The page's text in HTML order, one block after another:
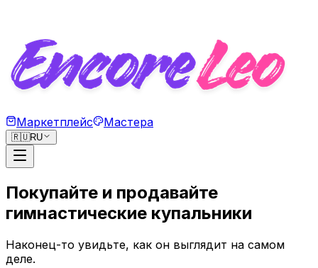
Маркетплейс Мастера
🇷🇺RU
Покупайте и продавайте
гимнастические купальники
Наконец-то увидьте, как он выглядит на самом
деле.